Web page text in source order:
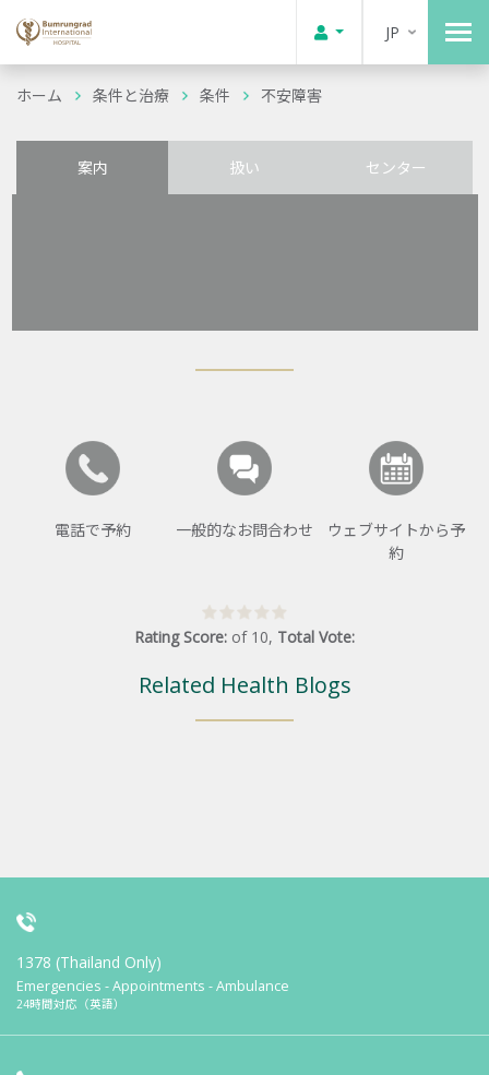
JP
ホーム 条件と治療 条件 不安障害
案内 扱い センター
電話で予約 一般的なお問合わせ
ウェブサイトから予
約
Rating Score: of 10, Total Vote:
Related Health Blogs
1378 (Thailand Only)
Emergencies - Appointments - Ambulance
24時間対応（英語）